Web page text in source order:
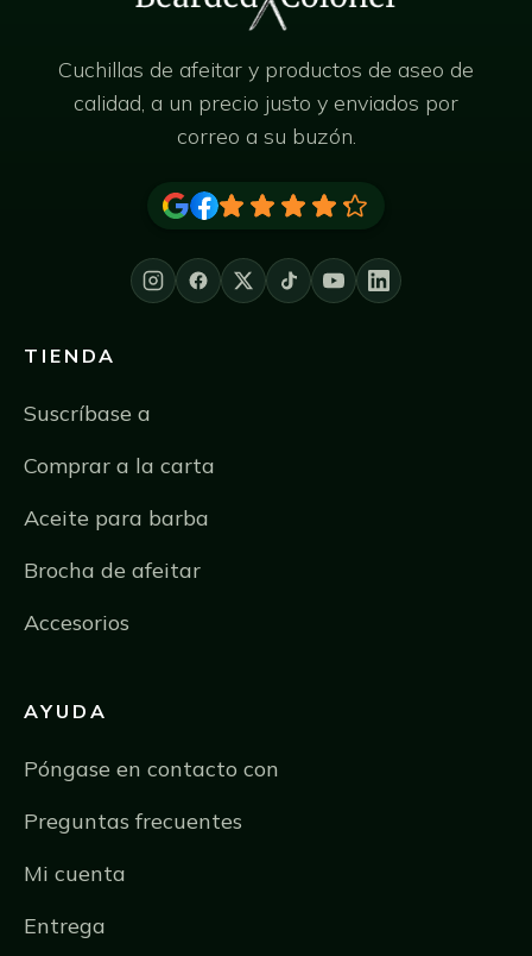
Cuchillas de afeitar y productos de aseo de
calidad, a un precio justo y enviados por
correo a su buzón.
TIENDA
Suscríbase a
Comprar a la carta
Aceite para barba
Brocha de afeitar
Accesorios
AYUDA
Póngase en contacto con
Preguntas frecuentes
Mi cuenta
Entrega